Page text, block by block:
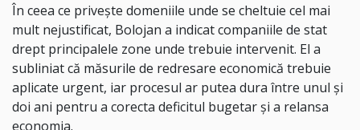
În ceea ce privește domeniile unde se cheltuie cel mai
mult nejustificat, Bolojan a indicat companiile de stat
drept principalele zone unde trebuie intervenit. El a
subliniat că măsurile de redresare economică trebuie
aplicate urgent, iar procesul ar putea dura între unul și
doi ani pentru a corecta deficitul bugetar și a relansa
economia.